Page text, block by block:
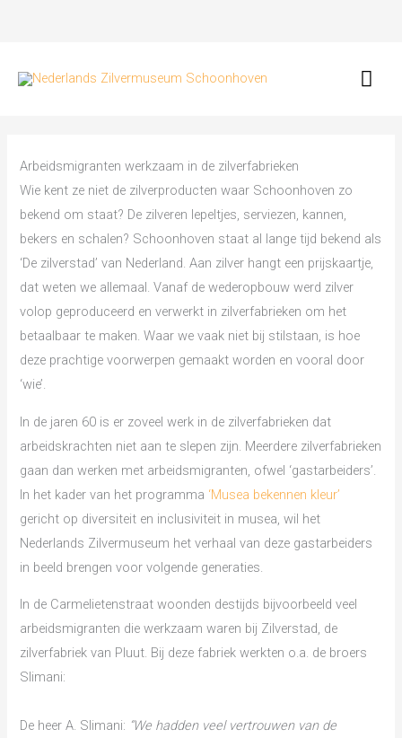
inhoud
Arbeidsmigranten werkzaam in de zilverfabrieken
Wie kent ze niet de zilverproducten waar Schoonhoven zo
bekend om staat? De zilveren lepeltjes, serviezen, kannen,
bekers en schalen? Schoonhoven staat al lange tijd bekend als
‘De zilverstad’ van Nederland. Aan zilver hangt een prijskaartje,
dat weten we allemaal. Vanaf de wederopbouw werd zilver
volop geproduceerd en verwerkt in zilverfabrieken om het
betaalbaar te maken. Waar we vaak niet bij stilstaan, is hoe
deze prachtige voorwerpen gemaakt worden en vooral door
‘wie’.
In de jaren 60 is er zoveel werk in de zilverfabrieken dat
arbeidskrachten niet aan te slepen zijn. Meerdere zilverfabrieken
gaan dan werken met arbeidsmigranten, ofwel ‘gastarbeiders’.
In het kader van het programma ‘Musea bekennen kleur’
gericht op diversiteit en inclusiviteit in musea, wil het
Nederlands Zilvermuseum het verhaal van deze gastarbeiders
in beeld brengen voor volgende generaties.
In de Carmelietenstraat woonden destijds bijvoorbeeld veel
arbeidsmigranten die werkzaam waren bij Zilverstad, de
zilverfabriek van Pluut. Bij deze fabriek werkten o.a. de broers
Slimani:
De heer A. Slimani: “We hadden veel vertrouwen van de